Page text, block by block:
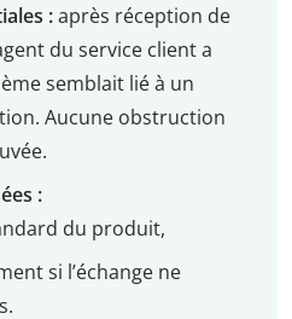
:après réception de
du service client a
semblait lié à un
Aucune obstruction
:
du produit,
si l’échange ne